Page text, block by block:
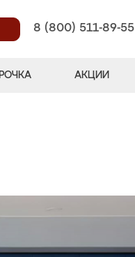
8 (800) 511-89-55
АКЦИИ